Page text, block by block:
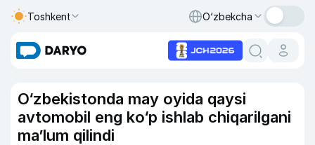
Toshkent O‘zbekcha
O‘zbekistonda may oyida qaysi
avtomobil eng ko‘p ishlab chiqarilgani
ma’lum qilindi